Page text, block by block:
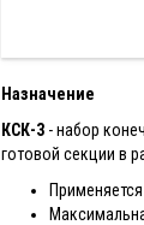
Назначение
КСК-3- набор
готовой секции в